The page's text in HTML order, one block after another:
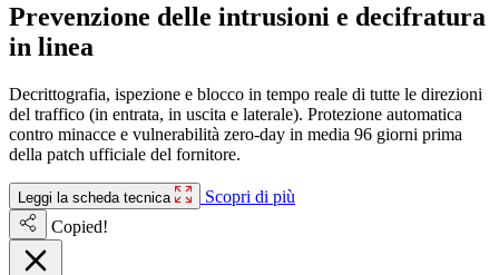
Prevenzione delle intrusioni e decifratura
in linea
Decrittografia, ispezione e blocco in tempo reale di tutte le direzioni
del traffico (in entrata, in uscita e laterale). Protezione automatica
contro minacce e vulnerabilità zero-day in media 96 giorni prima
della patch ufficiale del fornitore.
Leggi la scheda tecnica
Scopri di più
Copied!